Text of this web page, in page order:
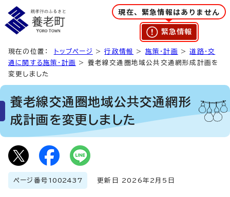
現在、緊急情報はありません
緊急情報
現在の位置： トップページ >行政情報 > 施策・計画 >道路・交
通に関する施策・計画
> 養老線交通圏地域公共交通網形成計画を
変更しました
養老線交通圏地域公共交通網形
成計画を変更しました
ページ番号 1002437 更新日 2026年2月5日